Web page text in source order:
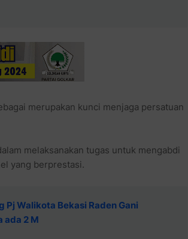
merupakan kunci menjaga persatuan
melaksanakan tugas untuk mengabdi
yang berprestasi.
Walikota Bekasi Raden Gani
ada 2 M